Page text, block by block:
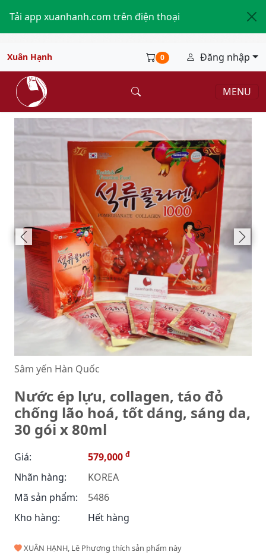
Tải app xuanhanh.com trên điện thoại
Xuân Hạnh 0 Đăng nhập
MENU
Sâm yến Hàn Quốc
Nước ép lựu, collagen, táo đỏ
chống lão hoá, tốt dáng, sáng da,
30 gói x 80ml
Giá: 579,000 đ
Nhãn hàng:
KOREA
Mã sản phẩm:
5486
Kho hàng:
Hết hàng
XUÂN HẠNH, Lê Phương thích sản phẩm này